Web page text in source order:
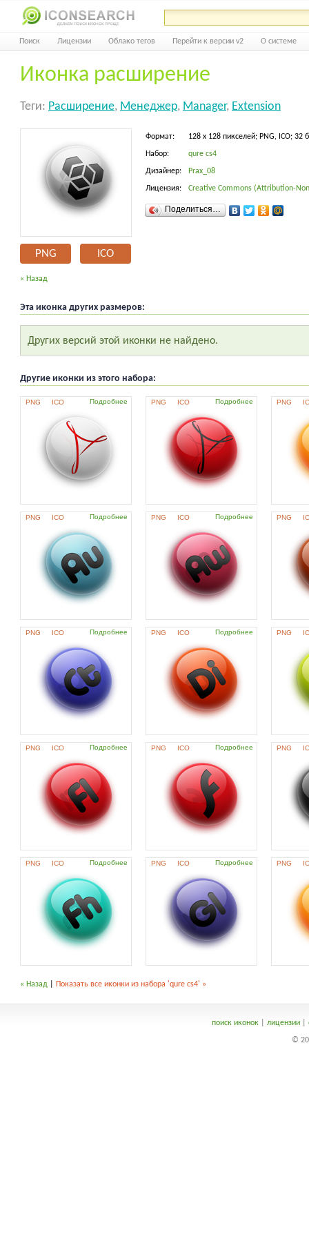
Поиск Лицензии Облако тегов Перейти к версии v2 О системе
Иконка расширение
Теги: Расширение, Менеджер, Manager, Extension
PNG ICO
Формат: 128 x 128 пикселей; PNG, ICO; 32
Набор: qure cs4
Дизайнер: Prax_08
Лицензия: Creative Commons (Attribution-
Поделиться…
« Назад
Эта иконка других размеров:
Других версий этой иконки не найдено.
Другие иконки из этого набора:
PNG ICO Подробнее PNG ICO Подробнее PNG
PNG ICO Подробнее PNG ICO Подробнее PNG
PNG ICO Подробнее PNG ICO Подробнее PNG
PNG ICO Подробнее PNG ICO Подробнее PNG
PNG ICO Подробнее PNG ICO Подробнее PNG
« Назад Показать все иконки из набора 'qure cs4' »
поиск иконок| лицензии|
©